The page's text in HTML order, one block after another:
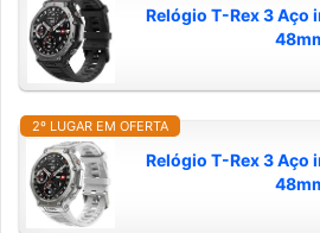
Relógio T-Rex 3 Aço
2º LUGAR EM OFERTA
Relógio T-Rex 3 Aço